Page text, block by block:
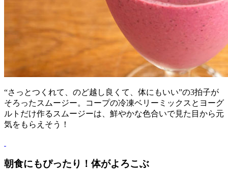
“さっとつくれて、のど越し良くて、体にもいい”の3拍子が
そろったスムージー。コープの冷凍ベリーミックスとヨーグ
ルトだけ作るスムージーは、鮮やかな色合いで見た目から元
気をもらえそう！
朝食にもぴったり！体がよろこぶ